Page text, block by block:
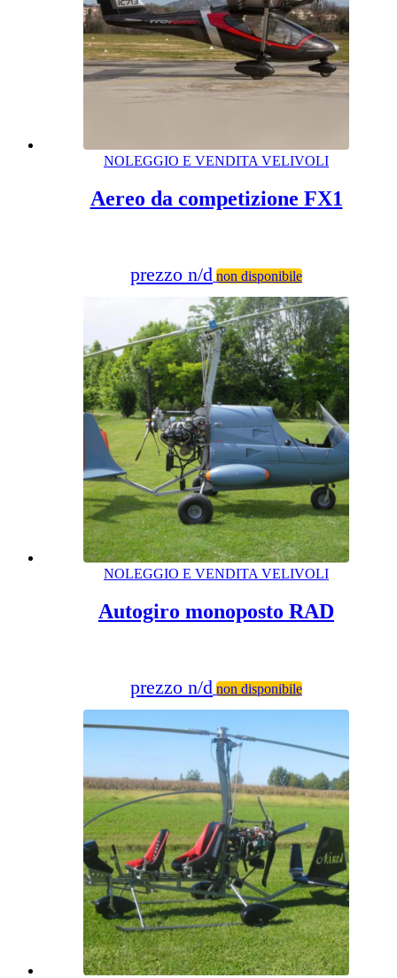
NOLEGGIO E VENDITA VELIVOLI
Aereo da competizione FX1
prezzo n/d non disponibile
NOLEGGIO E VENDITA VELIVOLI
Autogiro monoposto RAD
prezzo n/d non disponibile